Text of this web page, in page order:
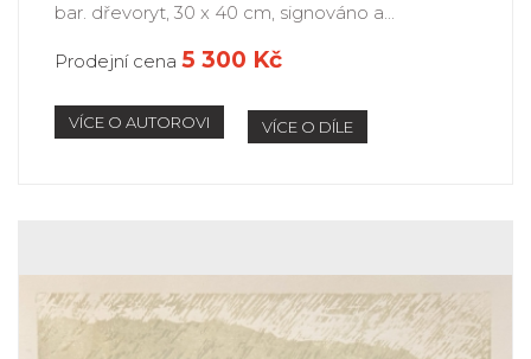
bar. dřevoryt, 30 x 40 cm, signováno a...
Prodejní cena 5 300 Kč
VÍCE O AUTOROVI VÍCE O DÍLE